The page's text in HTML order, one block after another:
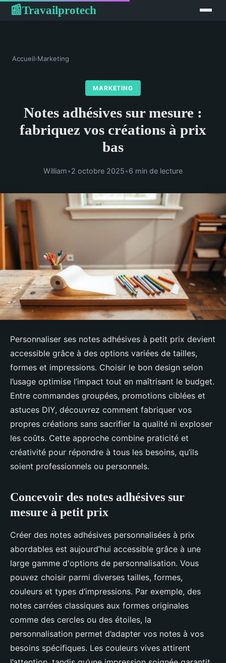
📰Travailprotech
Accueil›Marketing
MARKETING
Notes adhésives sur mesure :
fabriquez vos créations à prix
bas
William•2 octobre 2025•6 min de lecture
Personnaliser ses notes adhésives à petit prix devient
accessible grâce à des options variées de tailles,
formes et impressions. Choisir le bon design selon
l’usage optimise l’impact tout en maîtrisant le budget.
Entre commandes groupées, promotions ciblées et
astuces DIY, découvrez comment fabriquer vos
propres créations sans sacrifier la qualité ni exploser
les coûts. Cette approche combine praticité et
créativité pour répondre à tous les besoins, qu’ils
soient professionnels ou personnels.
Concevoir des notes adhésives sur
mesure à petit prix
Créer des notes adhésives personnalisées à prix
abordables est aujourd’hui accessible grâce à une
large gamme d'options de personnalisation. Vous
pouvez choisir parmi diverses tailles, formes,
couleurs et types d’impressions. Par exemple, des
notes carrées classiques aux formes originales
comme des cercles ou des étoiles, la
personnalisation permet d’adapter vos notes à vos
besoins spécifiques. Les couleurs vives attirent